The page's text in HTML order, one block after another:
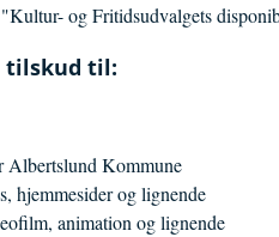
og Fritidsudvalgets
tilskud til:
Albertslund Kommune
hjemmesider og lignende
animation og lignende